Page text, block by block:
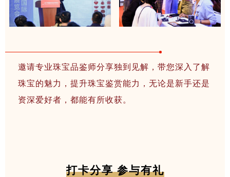
邀请专业珠宝品鉴师分享独到见解，带您深入了解
珠宝的魅力，提升珠宝鉴赏能力，无论是新手还是
资深爱好者，都能有所收获。
打卡分享 参与有礼